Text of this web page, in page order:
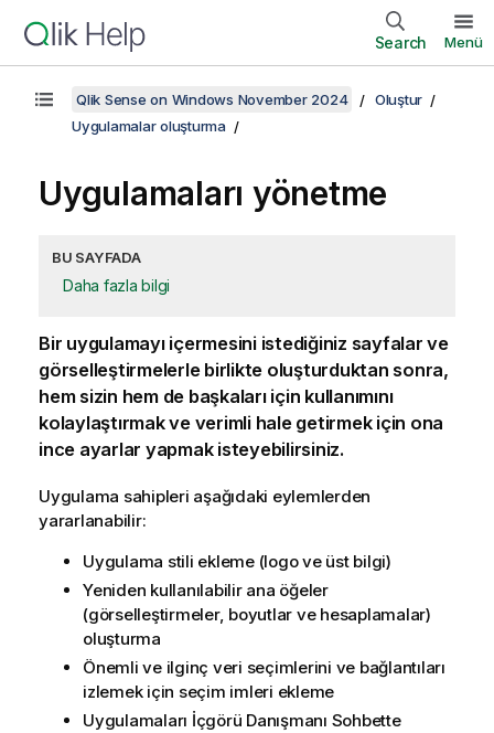
Search Menü
Qlik Sense on Windows November 2024
Oluştur
Uygulamalar oluşturma
Uygulamaları yönetme
BU SAYFADA
Daha fazla bilgi
Bir uygulamayı içermesini istediğiniz sayfalar ve
görselleştirmelerle birlikte oluşturduktan sonra,
hem sizin hem de başkaları için kullanımını
kolaylaştırmak ve verimli hale getirmek için ona
ince ayarlar yapmak isteyebilirsiniz.
Uygulama sahipleri aşağıdaki eylemlerden
yararlanabilir:
Uygulama stili ekleme (logo ve üst bilgi)
Yeniden kullanılabilir ana öğeler
(görselleştirmeler, boyutlar ve hesaplamalar)
oluşturma
Önemli ve ilginç veri seçimlerini ve bağlantıları
izlemek için seçim imleri ekleme
Uygulamaları İçgörü Danışmanı Sohbette